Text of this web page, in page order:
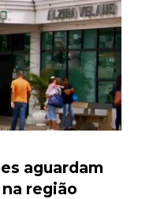
aguardam
região